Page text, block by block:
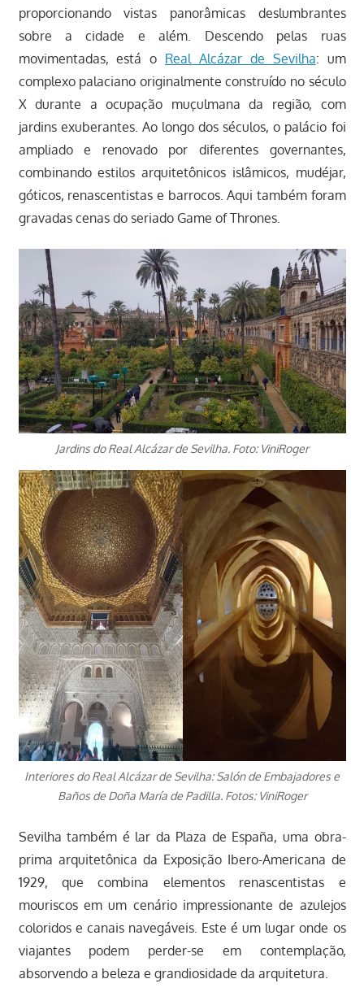
proporcionando vistas panorâmicas deslumbrantes
sobre a cidade e além. Descendo pelas ruas
movimentadas, está o Real Alcázar de Sevilha: um
complexo palaciano originalmente construído no século
X durante a ocupação muçulmana da região, com
jardins exuberantes. Ao longo dos séculos, o palácio foi
ampliado e renovado por diferentes governantes,
combinando estilos arquitetônicos islâmicos, mudéjar,
góticos, renascentistas e barrocos. Aqui também foram
gravadas cenas do seriado Game of Thrones.
Jardins do Real Alcázar de Sevilha. Foto: ViniRoger
Interiores do Real Alcázar de Sevilha: Salón de Embajadores e
Baños de Doña María de Padilla. Fotos: ViniRoger
Sevilha também é lar da Plaza de España, uma obra-
prima arquitetônica da Exposição Ibero-Americana de
1929, que combina elementos renascentistas e
mouriscos em um cenário impressionante de azulejos
coloridos e canais navegáveis. Este é um lugar onde os
viajantes podem perder-se em contemplação,
absorvendo a beleza e grandiosidade da arquitetura.